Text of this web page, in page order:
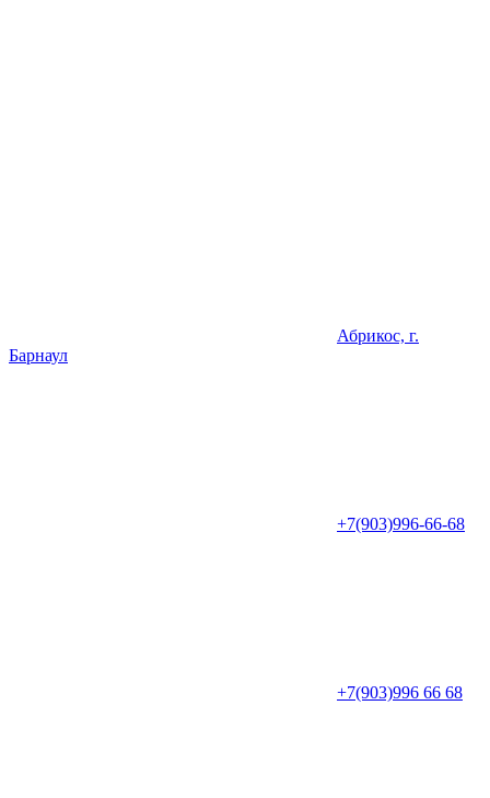
Абрикос, г.
Барнаул
+7(903)996-66-68
+7(903)996 66 68